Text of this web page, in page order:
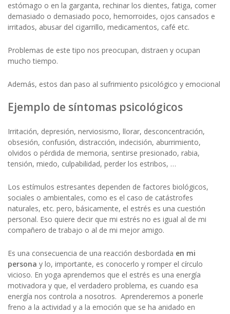
estómago o en la garganta, rechinar los dientes, fatiga, comer
demasiado o demasiado poco, hemorroides, ojos cansados e
irritados, abusar del cigarrillo, medicamentos, café etc.
Problemas de este tipo nos preocupan, distraen y ocupan
mucho tiempo.
Además, estos dan paso al sufrimiento psicológico y emocional
Ejemplo de síntomas psicológicos
Irritación, depresión, nerviosismo, llorar, desconcentración,
obsesión, confusión, distracción, indecisión, aburrimiento,
olvidos o pérdida de memoria, sentirse presionado, rabia,
tensión, miedo, culpabilidad, perder los estribos, …
Los estímulos estresantes dependen de factores biológicos,
sociales o ambientales, como es el caso de catástrofes
naturales, etc. pero, básicamente, el estrés es una cuestión
personal. Eso quiere decir que mi estrés no es igual al de mi
compañero de trabajo o al de mi mejor amigo.
Es una consecuencia de una reacción desbordada en mi
persona y lo, importante, es conocerlo y romper el círculo
vicioso. En yoga aprendemos que el estrés es una energía
motivadora y que, el verdadero problema, es cuando esa
energía nos controla a nosotros. Aprenderemos a ponerle
freno a la actividad y a la emoción que se ha anidado en